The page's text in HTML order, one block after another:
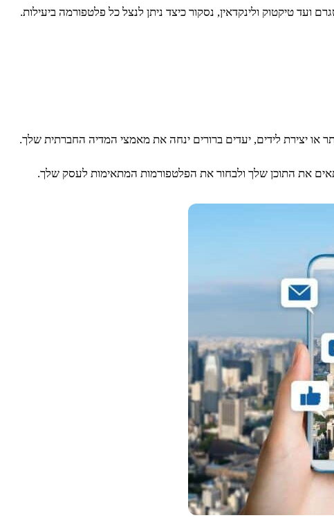
טיקטוק ולינקדאין, נסקור כיצד ניתן לנצל כל פלטפורמה ביעילות.
יצירת לידים, יעדים ברורים ינחה את מאמצי המדיה החברתית שלך.
את התוכן שלך ולבחור את הפלטפורמות המתאימות לעסק שלך.